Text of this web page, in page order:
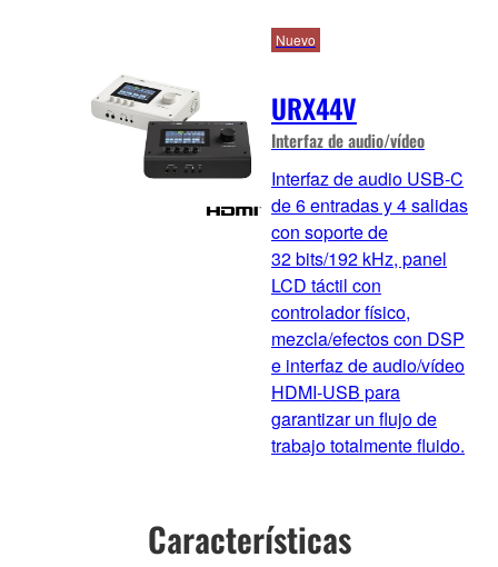
URX44V
Interfaz de audio/vídeo
Nuevo
Interfaz de audio USB‑C
de 6 entradas y 4 salidas
con soporte de
32 bits/192 kHz, panel
LCD táctil con
controlador físico,
mezcla/efectos con DSP
e interfaz de audio/vídeo
HDMI-USB para
garantizar un flujo de
trabajo totalmente fluido.
Características